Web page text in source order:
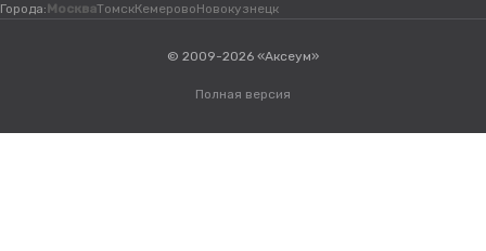
Города: МоскваТомскКемеровоНовокузнецк
© 2009-2026 «Аксеум»
Полная версия